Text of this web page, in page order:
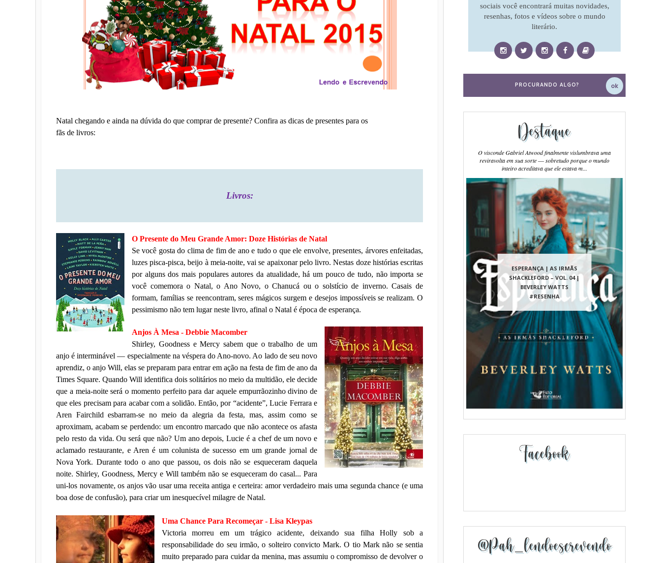
Natal chegando e ainda na dúvida do que comprar de presente? Confira as dicas de presentes para os
fãs de livros:
Livros:
O Presente do Meu Grande Amor: Doze Histórias de Natal
Se você gosta do clima de fim de ano e tudo o que ele envolve, presentes, árvores enfeitadas,
luzes pisca-pisca, beijo à meia-noite, vai se apaixonar pelo livro. Nestas doze histórias escritas
por alguns dos mais populares autores da atualidade, há um pouco de tudo, não importa se
você comemora o Natal, o Ano Novo, o Chanucá ou o solstício de inverno. Casais de
formam, famílias se reencontram, seres mágicos surgem e desejos impossíveis se realizam. O
pessimismo não tem lugar neste livro, afinal o Natal é época de esperança.
Anjos À Mesa - Debbie Macomber
Shirley, Goodness e Mercy sabem que o trabalho de um
anjo é interminável — especialmente na véspera do Ano-novo. Ao lado de seu novo
aprendiz, o anjo Will, elas se preparam para entrar em ação na festa de fim de ano da
Times Square. Quando Will identifica dois solitários no meio da multidão, ele decide
que a meia-noite será o momento perfeito para dar aquele empurrãozinho divino de
que eles precisam para acabar com a solidão. Então, por “acidente”, Lucie Ferrara e
Aren Fairchild esbarram-se no meio da alegria da festa, mas, assim como se
aproximam, acabam se perdendo: um encontro marcado que não acontece os afasta
pelo resto da vida. Ou será que não? Um ano depois, Lucie é a chef de um novo e
aclamado restaurante, e Aren é um colunista de sucesso em um grande jornal de
Nova York. Durante todo o ano que passou, os dois não se esqueceram daquela
noite. Shirley, Goodness, Mercy e Will também não se esqueceram do casal... Para
uni-los novamente, os anjos vão usar uma receita antiga e certeira: amor verdadeiro mais uma segunda chance (e uma
boa dose de confusão), para criar um inesquecível milagre de Natal.
Uma Chance Para Recomeçar - Lisa Kleypas
Victoria morreu em um trágico acidente, deixando sua filha Holly sob a
responsabilidade do seu irmão, o solteiro convicto Mark. O tio Mark não se sentia
muito preparado para cuidar da menina, mas assumiu o compromisso de devolver o
sociais você encontrará muitas novidades,
resenhas, fotos e vídeos sobre o mundo
literário.
Destaque
ESPERANÇA | AS IRMÃS
SHACKLEFORD – VOL. 04 |
BEVERLEY WATTS
#RESENHA
O visconde Gabriel Atwood finalmente vislumbrava uma
reviravolta em sua sorte ― sobretudo porque o mundo
inteiro acreditava que ele estava m...
Facebook
@pah_lendoescrevendo